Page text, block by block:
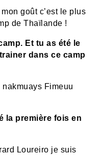
goût c’est le plus
de Thaïlande !
Et tu as été le
dans ce camp
nakmuays Fimeuu
la première fois en
Loureiro je suis